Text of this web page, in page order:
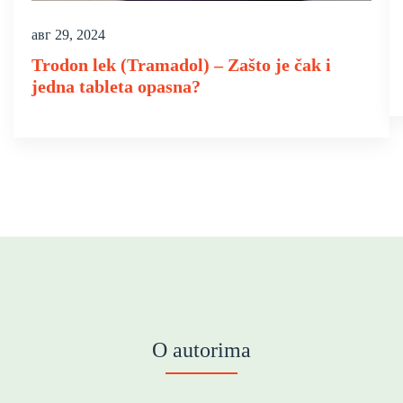
авг 29, 2024
Trodon lek (Tramadol) – Zašto je čak i
jedna tableta opasna?
O autorima